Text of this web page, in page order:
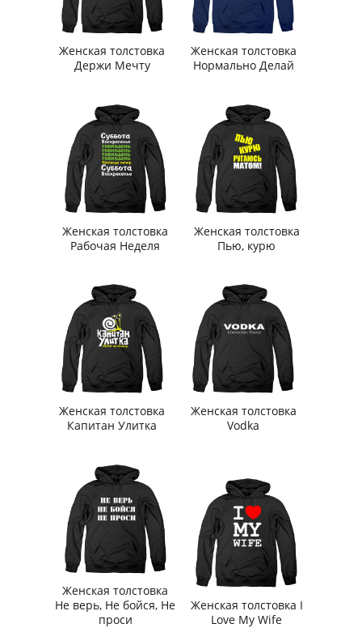
Женская толстовка
Держи Мечту
Женская толстовка
Нормально Делай
Женская толстовка
Рабочая Неделя
Женская толстовка
Пью, курю
Женская толстовка
Капитан Улитка
Женская толстовка
Vodka
Женская толстовка
Не верь, Не бойся, Не
проси
Женская толстовка I
Love My Wife